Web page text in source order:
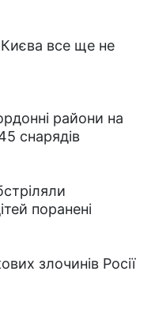
Києва все ще не
райони на
снарядів
поранені
злочинів Росії